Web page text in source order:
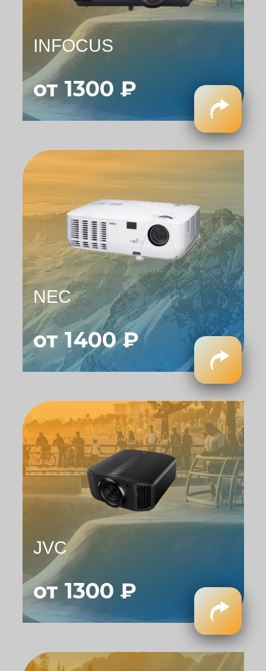
INFOCUS
от 1300 ₽
NEC
от 1400 ₽
JVC
от 1300 ₽